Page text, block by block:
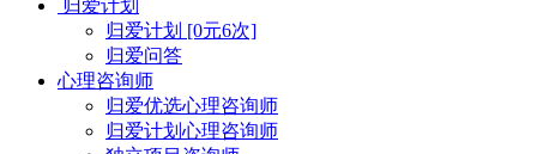
归爱计划
归爱计划 [0元6次]
归爱问答
心理咨询师
归爱优选心理咨询师
归爱计划心理咨询师